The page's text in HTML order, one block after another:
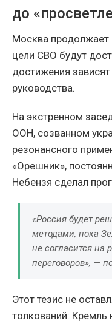
до
Москва продолжает
цели СВО будут
достижения
руководства.
На экстренном
ООН, созванном
резонансного
«Орешник»,
Небензя сделал
«Россия будет
методами, пока
не согласится на
переговоров», —
Этот тезис не
толкований: Кремль